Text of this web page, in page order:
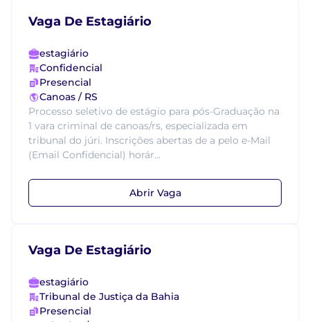
Vaga De Estagiário
estagiário
Confidencial
Presencial
Canoas / RS
Processo seletivo de estágio para pós-Graduação na
1 vara criminal de canoas/rs, especializada em
tribunal do júri. Inscrições abertas de a pelo e-Mail
(Email Confidencial) horár...
Abrir Vaga
Vaga De Estagiário
estagiário
Tribunal de Justiça da Bahia
Presencial